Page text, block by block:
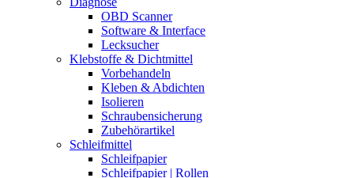
OBD Scanner
Software & Interface
Lecksucher
Klebstoffe & Dichtmittel
Vorbehandeln
Kleben & Abdichten
Isolieren
Schraubensicherung
Zubehörartikel
Schleifmittel
Schleifpapier
Schleifpapier | Rollen